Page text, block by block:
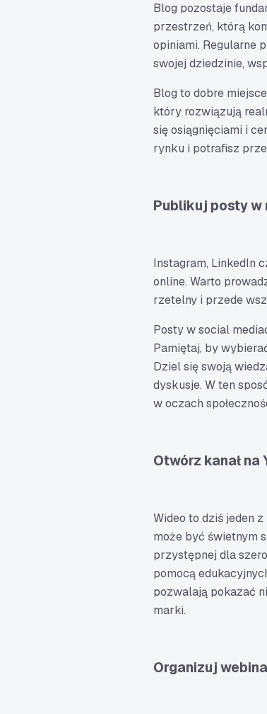
Blog pozostaje
przestrzeń, którą
opiniami. Regularne
swojej dziedzinie,
Blog to dobre
który rozwiązują
się osiągnięciami i
rynku i potrafisz
Publikuj posty w
Instagram, LinkedIn
online. Warto
rzetelny i przede
Posty w social
Pamiętaj, by
Dziel się swoją
dyskusje. W ten
w oczach
Otwórz kanał na
Wideo to dziś jeden
może być świetnym
przystępnej dla
pomocą
pozwalają pokazać
marki.
Organizuj